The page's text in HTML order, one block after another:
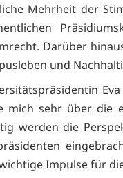
Mehrheit der
Darüber
und
mich sehr über die
werden die
Impulse für